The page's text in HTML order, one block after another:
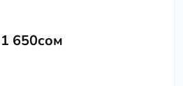
1 650сом